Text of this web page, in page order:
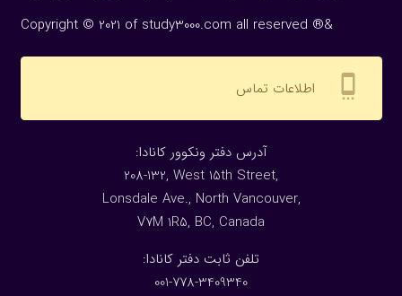
Copyright © 2021 of study3000.com all reserved ®&
settings_cell اطلاعات تماس
:آدرس دفتر ونکوور کانادا
208-132, West 15th Street,
Lonsdale Ave., North Vancouver,
V7M 1R5, BC, Canada
:تلفن ثابت دفتر کانادا
001-778-3409340